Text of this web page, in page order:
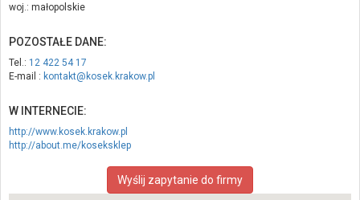
woj.: małopolskie
POZOSTAŁE DANE:
Tel.: 12 422 54 17
E-mail : kontakt@kosek.krakow.pl
W INTERNECIE:
http://www.kosek.krakow.pl
http://about.me/koseksklep
Wyślij zapytanie do firmy